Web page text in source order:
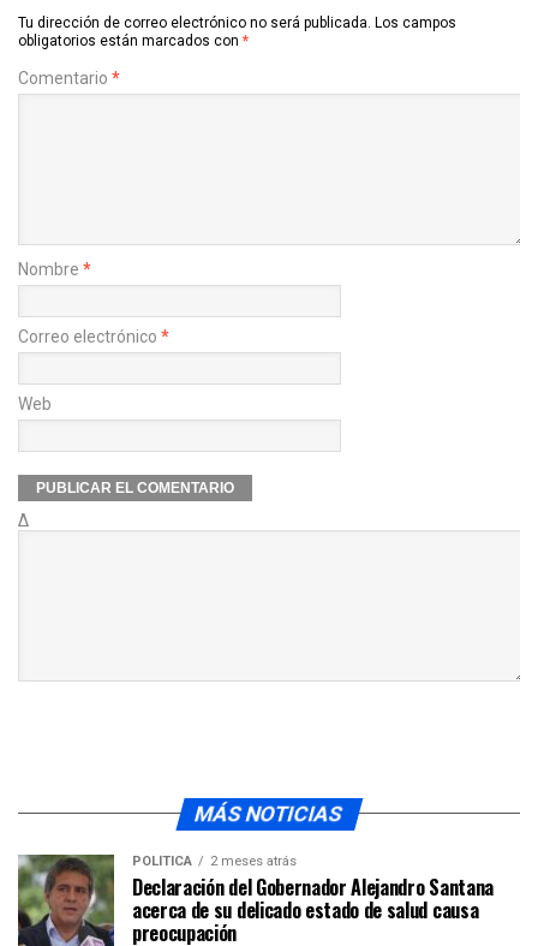
Tu dirección de correo electrónico no será publicada. Los campos
obligatorios están marcados con *
Comentario *
Nombre *
Correo electrónico *
Web
Δ
MÁS NOTICIAS
POLÍTICA 2 meses atrás
Declaración del Gobernador Alejandro Santana
acerca de su delicado estado de salud causa
preocupación